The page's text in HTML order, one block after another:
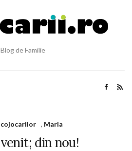
Blog de Familie
, Maria
din nou!